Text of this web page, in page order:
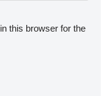
this browser for the